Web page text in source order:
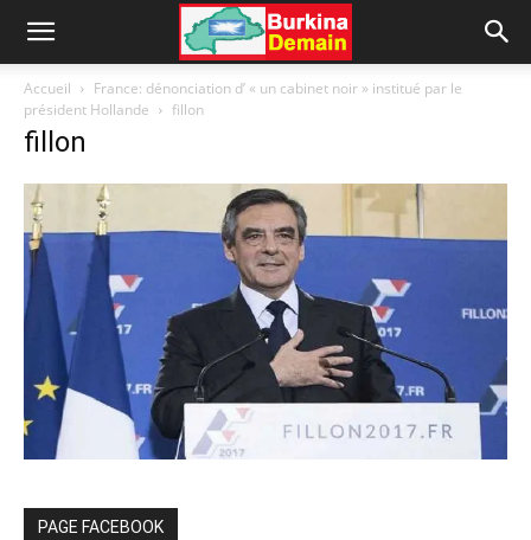
Accueil
France: dénonciation d’ « un cabinet noir » institué par le
président Hollande
fillon
fillon
PAGE FACEBOOK